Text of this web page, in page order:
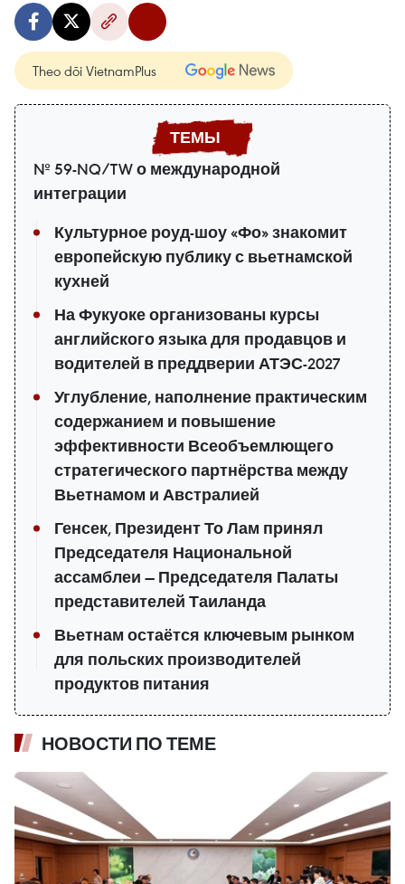
Theo dõi VietnamPlus
№ 59-NQ/TW о международной
интеграции
Культурное роуд-шоу «Фо» знакомит
европейскую публику с вьетнамской
кухней
На Фукуоке организованы курсы
английского языка для продавцов и
водителей в преддверии АТЭС-2027
Углубление, наполнение практическим
содержанием и повышение
эффективности Всеобъемлющего
стратегического партнёрства между
Вьетнамом и Австралией
Генсек, Президент То Лам принял
Председателя Национальной
ассамблеи — Председателя Палаты
представителей Таиланда
Вьетнам остаётся ключевым рынком
для польских производителей
продуктов питания
НОВОСТИ ПО ТЕМЕ